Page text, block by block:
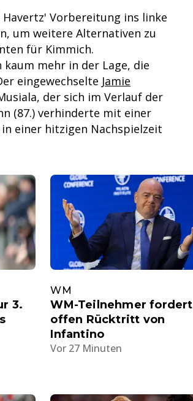
Vorbereitung ins linke
um weitere Alternativen zu
für Kimmich.
kaum mehr in der Lage, die
eingewechselte Jamie
der sich im Verlauf der
(87.) verhinderte mit einer
in einer hitzigen Nachspielzeit
3.
WM
WM-Teilnehmer fordert
offen Rücktritt von
Infantino
Vor 27 Minuten